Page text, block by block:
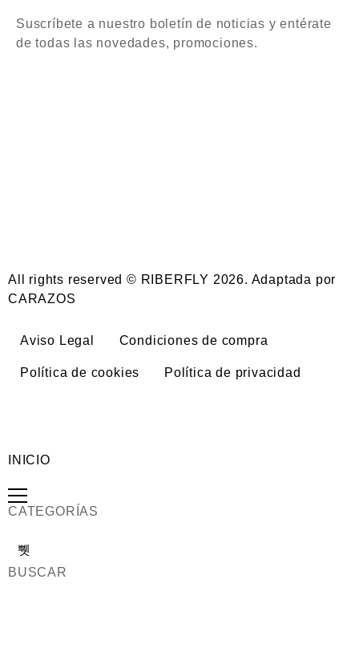
Suscríbete a nuestro boletín de noticias y entérate
de todas las novedades, promociones.
All rights reserved © RIBERFLY 2026. Adaptada por
CARAZOS
Aviso Legal Condiciones de compra
Política de cookies Política de privacidad
INICIO
CATEGORÍAS
BUSCAR